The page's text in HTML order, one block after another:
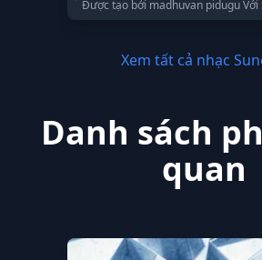
Được tạo bởi madhuvan pidugu Với
Xem tất cả nhạc
Danh sách
quan